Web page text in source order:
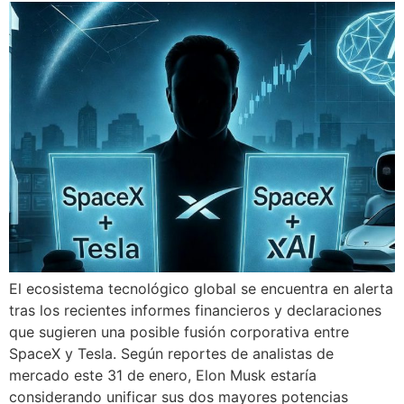
El ecosistema tecnológico global se encuentra en alerta
tras los recientes informes financieros y declaraciones
que sugieren una posible fusión corporativa entre
SpaceX y Tesla. Según reportes de analistas de
mercado este 31 de enero, Elon Musk estaría
considerando unificar sus dos mayores potencias